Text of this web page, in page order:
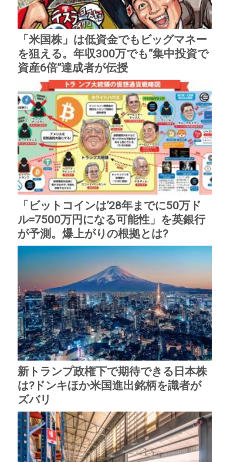
「米国株」は低資金でもビッグマネー
を狙える。年収300万でも“集中投資で
資産6倍”達成者が伝授
「ビットコインは’28年までに50万ド
ル=7500万円になる可能性」を英銀行
が予測。爆上がりの根拠とは?
新トランプ政権下で期待できる日本株
は?ドンキほか米国進出銘柄を識者が
ズバリ